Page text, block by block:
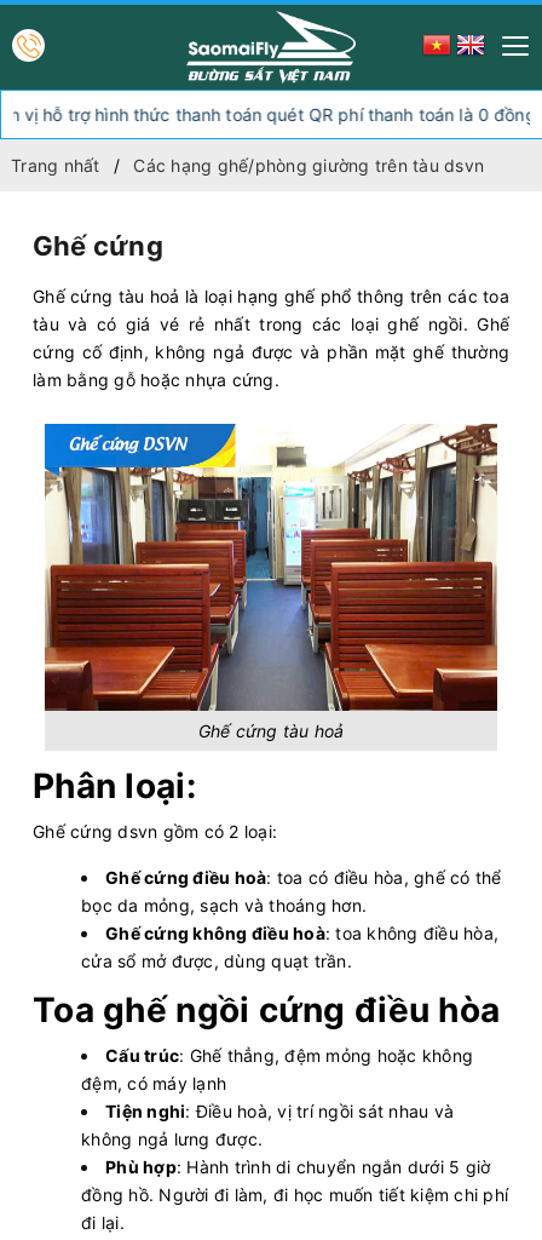
trợ hình thức thanh toán quét QR phí thanh toán là 0 đồng,
Trang nhất Các hạng ghế/phòng giường trên tàu dsvn
Ghế cứng
Ghế cứng tàu hoả là loại hạng ghế phổ thông trên các toa
tàu và có giá vé rẻ nhất trong các loại ghế ngồi. Ghế
cứng cố định, không ngả được và phần mặt ghế thường
làm bằng gỗ hoặc nhựa cứng.
Ghế cứng tàu hoả
Phân loại:
Ghế cứng dsvn gồm có 2 loại:
Ghế cứng điều hoà: toa có điều hòa, ghế có thể
bọc da mỏng, sạch và thoáng hơn.
Ghế cứng không điều hoà: toa không điều hòa,
cửa sổ mở được, dùng quạt trần.
Toa ghế ngồi cứng điều hòa
Cấu trúc: Ghế thẳng, đệm mỏng hoặc không
đệm, có máy lạnh
Tiện nghi: Điều hoà, vị trí ngồi sát nhau và
không ngả lưng được.
Phù hợp: Hành trình di chuyển ngắn dưới 5 giờ
đồng hồ. Người đi làm, đi học muốn tiết kiệm chi phí
đi lại.